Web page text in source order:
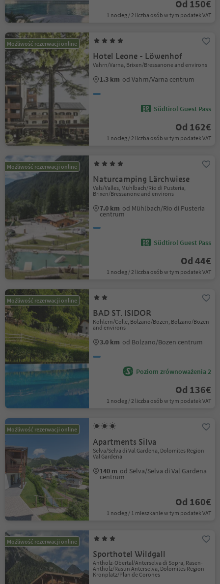
Od 150€
1 nocleg / 2 liczba osób w tym podatek VAT
Możliwość rezerwacji online
Hotel Leone - Löwenhof
Vahrn/Varna, Brixen/Bressanone and environs
1.3 km od Vahrn/Varna centrum
Südtirol Guest Pass
Od 162€
1 nocleg / 2 liczba osób w tym podatek VAT
Możliwość rezerwacji online
Naturcamping Lärchwiese
Vals/Valles, Mühlbach/Rio di Pusteria,
Brixen/Bressanone and environs
7.0 km od Mühlbach/Rio di Pusteria
centrum
Südtirol Guest Pass
Od 44€
1 nocleg / 2 liczba osób w tym podatek VAT
Możliwość rezerwacji online
BAD ST. ISIDOR
Kohlern/Colle, Bolzano/Bozen, Bolzano/Bozen
and environs
3.0 km od Bolzano/Bozen centrum
Poziom zrównoważenia 2
Od 136€
1 nocleg / 2 liczba osób w tym podatek VAT
Możliwość rezerwacji online
Apartments Silva
Sëlva/Selva di Val Gardena, Dolomites Region
Val Gardena
140 m od Sëlva/Selva di Val Gardena
centrum
Od 160€
1 nocleg / 1 mieszkanie w tym podatek VAT
Możliwość rezerwacji online
Sporthotel Wildgall
Antholz-Obertal/Anterselva di Sopra, Rasen-
Antholz/Rasun Anterselva, Dolomites Region
Kronplatz/Plan de Corones